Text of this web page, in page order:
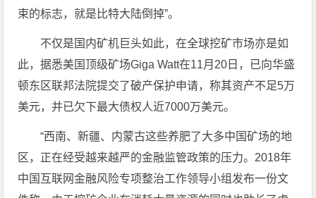
束的标志，就是比特大陆倒掉”。
不仅是国内矿机巨头如此，在全球挖矿市场亦是如
此，据悉美国顶级矿场Giga Watt在11月20日，已向华盛
顿东区联邦法院提交了破产保护申请，称其资产不足5万
美元，并已欠下最大债权人近7000万美元。
“西南、新疆、内蒙古这些养肥了大多中国矿场的地
区，正在经受越来越严的金融监管政策的压力。2018年
中国互联网金融风险专项整治工作领导小组发布一份文